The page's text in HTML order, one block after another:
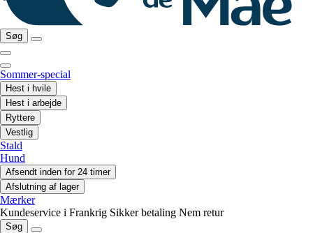
Søg
Sommer-special
Hest i hvile
Hest i arbejde
Ryttere
Vestlig
Stald
Hund
Afsendt inden for 24 timer
Afslutning af lager
Mærker
Kundeservice i Frankrig Sikker betaling Nem retur
Søg